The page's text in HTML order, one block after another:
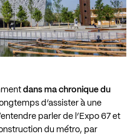
dans ma chronique du
d’assister à une
parler de l’Expo 67 et
du métro, par